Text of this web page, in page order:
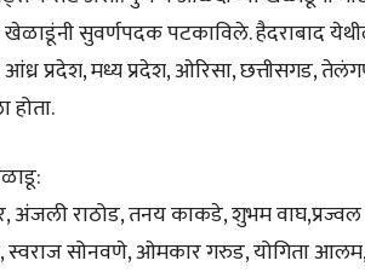
सुवर्णपदक पटकाविले. हैदराबाद
प्रदेश, मध्य प्रदेश, ओरिसा, छत्तीसगड,
अंजली राठोड, तनय काकडे, शुभम
स्वराज सोनवणे, ओमकार गरुड, योगिता